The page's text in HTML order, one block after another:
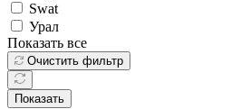
Swat
Урал
Показать все
Очистить фильтр
Показать